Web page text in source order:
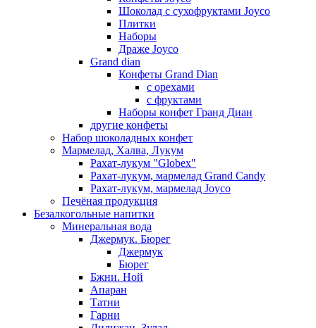
Шоколад с сухофруктами Joyco
Плитки
Наборы
Драже Joyco
Grand dian
Конфеты Grand Dian
с орехами
с фруктами
Наборы конфет Гранд Диан
другие конфеты
Набор шоколадных конфет
Мармелад, Халва, Лукум
Рахат-лукум "Globex"
Рахат-лукум, мармелад Grand Candy
Рахат-лукум, мармелад Joyco
Печёная продукция
Безалкогольные напитки
Минеральная вода
Джермук. Бюрег
Джермук
Бюрег
Бжни. Ной
Апаран
Татни
Гарни